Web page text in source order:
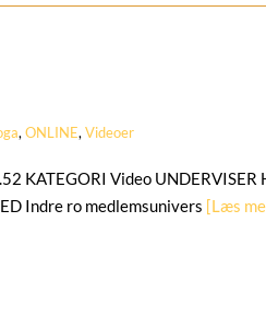
,ONLINE,Videoer
KATEGORI Video UNDERVISER
Indre ro medlemsunivers [Læs